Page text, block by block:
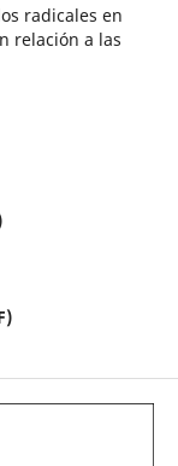
radicales en
relación a las